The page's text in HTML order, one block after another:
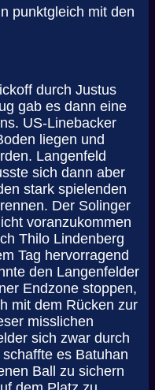
punktgleich mit den
durch Justus
gab es dann eine
US-Linebacker
liegen und
Langenfeld
sich dann aber
stark spielenden
Der Solinger
voranzukommen
Thilo Lindenberg
Tag hervorragend
den Langenfelder
Endzone stoppen,
mit dem Rücken zur
misslichen
sich zwar durch
es Batuhan
Ball zu sichern